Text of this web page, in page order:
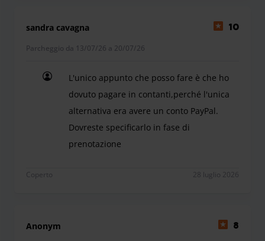
sandra cavagna 10
Parcheggio da 13/07/26 a 20/07/26
L'unico appunto che posso fare è che ho
dovuto pagare in contanti,perché l'unica
alternativa era avere un conto PayPal.
Dovreste specificarlo in fase di
prenotazione
Coperto 28 luglio 2026
Anonym 8